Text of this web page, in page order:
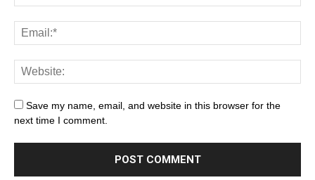
Save my name, email, and website in this browser for the
next time I comment.